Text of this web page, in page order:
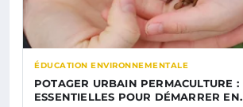
ÉDUCATION ENVIRONNEMENTALE
POTAGER URBAIN PERMACULTURE :
ESSENTIELLES POUR DÉMARRER